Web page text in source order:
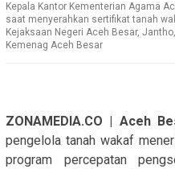
Kepala Kantor Kementerian Agama
saat menyerahkan sertifikat tanah
Kejaksaan Negeri Aceh Besar,
Kemenag Aceh Besar
ZONAMEDIA.CO | Aceh
pengelola tanah wakaf
program percepatan